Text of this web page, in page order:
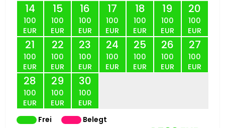
14
100
EUR
15
100
EUR
16
100
EUR
17
100
EUR
18
100
EUR
19
100
EUR
20
100
EUR
21
100
EUR
22
100
EUR
23
100
EUR
24
100
EUR
25
100
EUR
26
100
EUR
27
100
EUR
28
100
EUR
29
100
EUR
30
100
EUR
Frei
Belegt